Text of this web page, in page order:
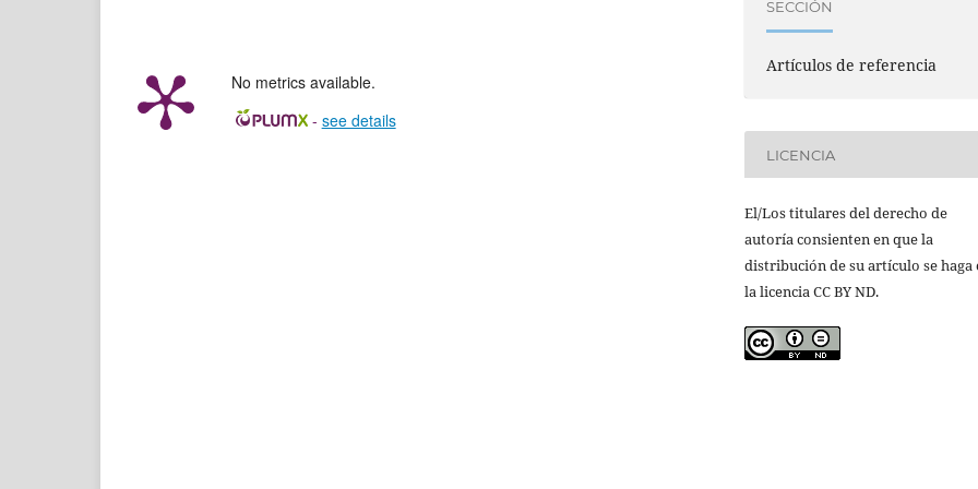
No metrics available.
- see details
SECCIÓN
Artículos de referencia
LICENCIA
El/Los titulares del derecho de
autoría consienten en que la
distribución de su artículo se haga
la licencia CC BY ND.